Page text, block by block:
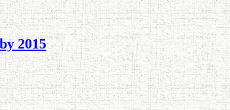
2015